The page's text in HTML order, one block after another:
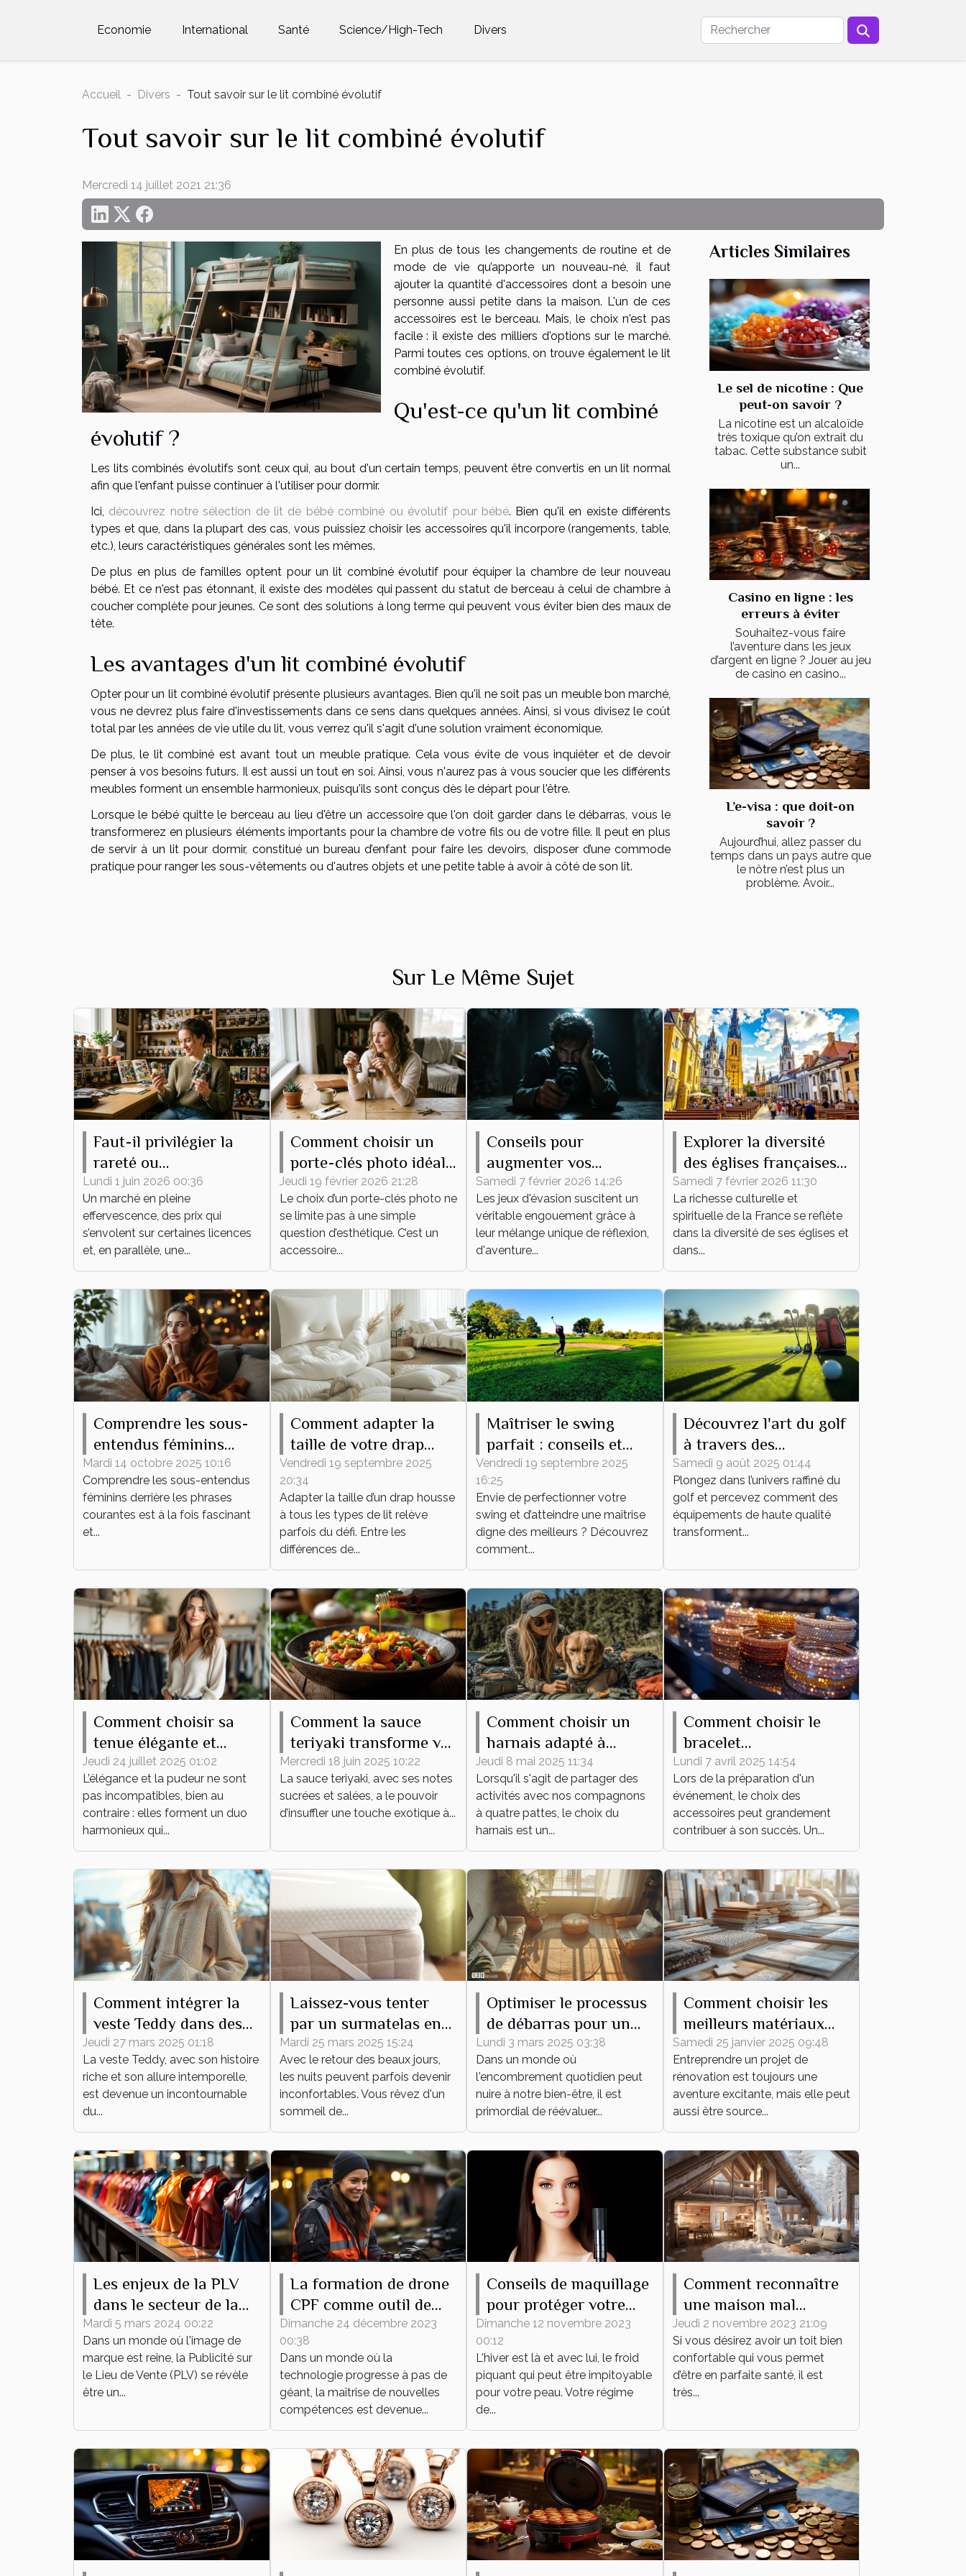
Economie International Santé Science/High-Tech Divers
Accueil Divers Tout savoir sur le lit combiné évolutif
Tout savoir sur le lit combiné évolutif
Mercredi 14 juillet 2021 21:36
En plus de tous les changements de routine et de
mode de vie qu’apporte un nouveau-né, il faut
ajouter la quantité d'accessoires dont a besoin une
personne aussi petite dans la maison. L'un de ces
accessoires est le berceau. Mais, le choix n'est pas
facile : il existe des milliers d'options sur le marché.
Parmi toutes ces options, on trouve également le lit
combiné évolutif.
Qu'est-ce qu'un lit combiné
évolutif ?
Les lits combinés évolutifs sont ceux qui, au bout d'un certain temps, peuvent être convertis en un lit normal
afin que l'enfant puisse continuer à l'utiliser pour dormir.
Ici, découvrez notre sélection de lit de bébé combiné ou évolutif pour bébé. Bien qu'il en existe différents
types et que, dans la plupart des cas, vous puissiez choisir les accessoires qu'il incorpore (rangements, table,
etc.), leurs caractéristiques générales sont les mêmes.
De plus en plus de familles optent pour un lit combiné évolutif pour équiper la chambre de leur nouveau
bébé. Et ce n'est pas étonnant, il existe des modèles qui passent du statut de berceau à celui de chambre à
coucher complète pour jeunes. Ce sont des solutions à long terme qui peuvent vous éviter bien des maux de
tête.
Les avantages d'un lit combiné évolutif
Opter pour un lit combiné évolutif présente plusieurs avantages. Bien qu'il ne soit pas un meuble bon marché,
vous ne devrez plus faire d'investissements dans ce sens dans quelques années. Ainsi, si vous divisez le coût
total par les années de vie utile du lit, vous verrez qu'il s'agit d'une solution vraiment économique.
De plus, le lit combiné est avant tout un meuble pratique. Cela vous évite de vous inquiéter et de devoir
penser à vos besoins futurs. Il est aussi un tout en soi. Ainsi, vous n'aurez pas à vous soucier que les différents
meubles forment un ensemble harmonieux, puisqu'ils sont conçus dès le départ pour l'être.
Lorsque le bébé quitte le berceau au lieu d'être un accessoire que l'on doit garder dans le débarras, vous le
transformerez en plusieurs éléments importants pour la chambre de votre fils ou de votre fille. Il peut en plus
de servir à un lit pour dormir, constitué un bureau d’enfant pour faire les devoirs, disposer d’une commode
pratique pour ranger les sous-vêtements ou d'autres objets et une petite table à avoir à côté de son lit.
Articles Similaires
Le sel de nicotine : Que
peut-on savoir ?
La nicotine est un alcaloïde
très toxique qu’on extrait du
tabac. Cette substance subit
un...
Casino en ligne : les
erreurs à éviter
Souhaitez-vous faire
l’aventure dans les jeux
d’argent en ligne ? Jouer au jeu
de casino en casino...
L’e-visa : que doit-on
savoir ?
Aujourd’hui, allez passer du
temps dans un pays autre que
le nôtre n’est plus un
problème. Avoir...
Sur Le Même Sujet
Faut-il privilégier la
rareté ou
l’attachement
émotionnel pour sa
collection de figurines
?
Lundi 1 juin 2026 00:36
Un marché en pleine
effervescence, des prix qui
s’envolent sur certaines licences
et, en parallèle, une...
Comment choisir un
porte-clés photo idéal
pour vous ?
Jeudi 19 février 2026 21:28
Le choix d’un porte-clés photo ne
se limite pas à une simple
question d’esthétique. C’est un
accessoire...
Conseils pour
augmenter vos
chances de succès
dans un jeu d'évasion
Samedi 7 février 2026 14:26
Les jeux d'évasion suscitent un
véritable engouement grâce à
leur mélange unique de réflexion,
d'aventure...
Explorer la diversité
des églises françaises à
travers leurs messes
Samedi 7 février 2026 11:30
La richesse culturelle et
spirituelle de la France se reflète
dans la diversité de ses églises et
dans...
Comprendre les sous-
entendus féminins
derrière les phrases
courantes
Mardi 14 octobre 2025 10:16
Comprendre les sous-entendus
féminins derrière les phrases
courantes est à la fois fascinant
et...
Comment adapter la
taille de votre drap
housse à tout type de
lit ?
Vendredi 19 septembre 2025
20:34
Adapter la taille d’un drap housse
à tous les types de lit relève
parfois du défi. Entre les
différences de...
Maîtriser le swing
parfait : conseils et
techniques
Vendredi 19 septembre 2025
16:25
Envie de perfectionner votre
swing et d’atteindre une maîtrise
digne des meilleurs ? Découvrez
comment...
Découvrez l'art du golf
à travers des
équipements de haute
qualité
Samedi 9 août 2025 01:44
Plongez dans l’univers raffiné du
golf et percevez comment des
équipements de haute qualité
transforment...
Comment choisir sa
tenue élégante et
pudique pour tout
événement ?
Jeudi 24 juillet 2025 01:02
L’élégance et la pudeur ne sont
pas incompatibles, bien au
contraire : elles forment un duo
harmonieux qui...
Comment la sauce
teriyaki transforme vos
plats du quotidien
Mercredi 18 juin 2025 10:22
La sauce teriyaki, avec ses notes
sucrées et salées, a le pouvoir
d’insuffler une touche exotique à...
Comment choisir un
harnais adapté à
différentes activités
canines
Jeudi 8 mai 2025 11:34
Lorsqu'il s'agit de partager des
activités avec nos compagnons
à quatre pattes, le choix du
harnais est un...
Comment choisir le
bracelet
personnalisable parfait
pour votre événement
Lundi 7 avril 2025 14:54
Lors de la préparation d'un
événement, le choix des
accessoires peut grandement
contribuer à son succès. Un...
Comment intégrer la
veste Teddy dans des
tenues quotidiennes
Jeudi 27 mars 2025 01:18
La veste Teddy, avec son histoire
riche et son allure intemporelle,
est devenue un incontournable
du...
Laissez-vous tenter
par un surmatelas en
laine mérinos, même en
été !
Mardi 25 mars 2025 15:24
Avec le retour des beaux jours,
les nuits peuvent parfois devenir
inconfortables. Vous rêvez d'un
sommeil de...
Optimiser le processus
de débarras pour un
espace épuré et
fonctionnel
Lundi 3 mars 2025 03:38
Dans un monde où
l'encombrement quotidien peut
nuire à notre bien-être, il est
primordial de réévaluer...
Comment choisir les
meilleurs matériaux
pour votre projet de
rénovation
Samedi 25 janvier 2025 09:48
Entreprendre un projet de
rénovation est toujours une
aventure excitante, mais elle peut
aussi être source...
Les enjeux de la PLV
dans le secteur de la
mode
Mardi 5 mars 2024 00:22
Dans un monde où l'image de
marque est reine, la Publicité sur
le Lieu de Vente (PLV) se révèle
être un...
La formation de drone
CPF comme outil de
développement
personnel et
professionnel
Dimanche 24 décembre 2023
00:38
Dans un monde où la
technologie progresse à pas de
géant, la maîtrise de nouvelles
compétences est devenue...
Conseils de maquillage
pour protéger votre
peau du froid hivernal
Dimanche 12 novembre 2023
00:12
L'hiver est là et avec lui, le froid
piquant qui peut être impitoyable
pour votre peau. Votre régime
de...
Comment reconnaître
une maison mal
isolée ?
Jeudi 2 novembre 2023 21:09
Si vous désirez avoir un toit bien
confortable qui vous permet
d’être en parfaite santé, il est
très...